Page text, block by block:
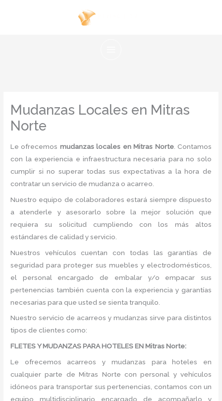
Mudanzas Locales en Mitras
Norte
Le ofrecemos mudanzas locales en Mitras Norte. Contamos
con la experiencia e infraestructura necesaria para no solo
cumplir si no superar todas sus expectativas a la hora de
contratar un servicio de mudanza o acarreo.
Nuestro equipo de colaboradores estará siempre dispuesto
a atenderle y asesorarlo sobre la mejor solución que
requiera su solicitud cumpliendo con los más altos
estándares de calidad y servicio.
Nuestros vehículos cuentan con todas las garantías de
seguridad para proteger sus muebles y electrodomésticos,
el personal encargado de embalar y/o empacar sus
pertenencias también cuenta con la experiencia y garantías
necesarias para que usted se sienta tranquilo.
Nuestro servicio de acarreos y mudanzas sirve para distintos
tipos de clientes como:
FLETES Y MUDANZAS PARA HOTELES EN Mitras Norte:
Le ofrecemos acarreos y mudanzas para hoteles en
cualquier parte de Mitras Norte con personal y vehículos
idóneos para transportar sus pertenencias, contamos con un
equipo multidisciplinario encargado de acompañarlo y